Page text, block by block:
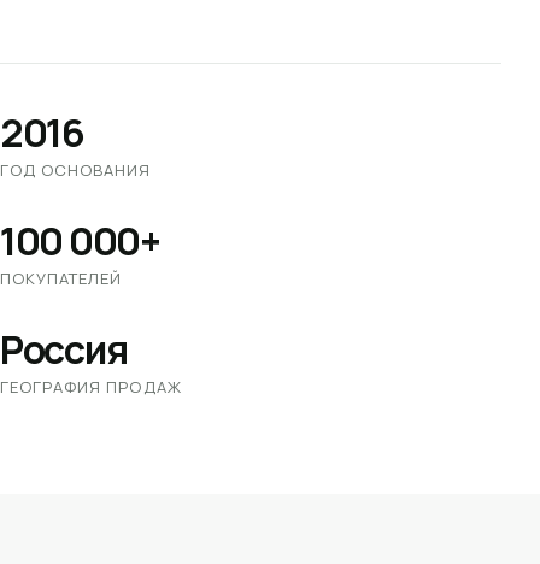
2016
ГОД ОСНОВАНИЯ
100 000+
ПОКУПАТЕЛЕЙ
Россия
ГЕОГРАФИЯ ПРОДАЖ